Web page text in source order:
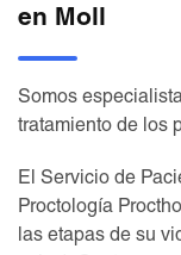
en Moll
Somos
tratamiento de los
El Servicio de
Proctología
las etapas de su